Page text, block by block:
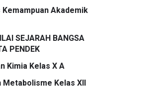
Akademik
SEJARAH BANGSA
PENDEK
Kimia Kelas X A
Metabolisme Kelas XII